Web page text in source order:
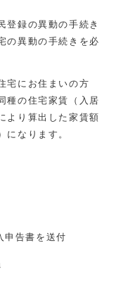
登録の異動の手続き
の異動の手続きを必
宅にお住まいの方
種の住宅家賃（入居
より算出した家賃額
になります。
書を送付